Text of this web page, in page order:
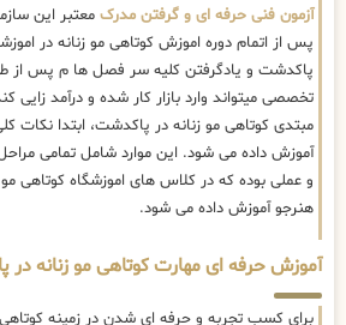
آزمون فنی حرفه ای و گرفتن مدرک معتبر این
پس از اتمام دوره اموزش کوتاهی مو زنانه در
پاکدشت و یادگرفتن کلیه سر فصل ها م پس
تخصصی میتواند وارد بازار کار شده و درآمد
مبتدی کوتاهی مو زنانه در پاکدشت، ابتدا نکات
آموزش داده می شود. این موارد شامل تمامی
و عملی بوده که در کلاس های اموزشگاه کوتاهی
هنرجو آموزش داده می شود.
آموزش حرفه ای مهارت کوتاهی مو زنانه
برای کسب تجربه و حرفه ای شدن در زمینه کوتاهی